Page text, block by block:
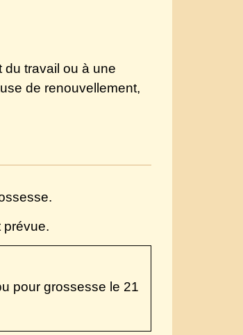
du travail ou à une
de renouvellement,
prévue.
pour grossesse le 21